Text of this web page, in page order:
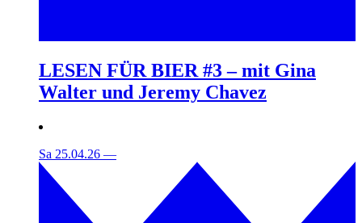
LESEN FÜR BIER #3 – mit Gina
Walter und Jeremy Chavez
Sa 25.04.26 —